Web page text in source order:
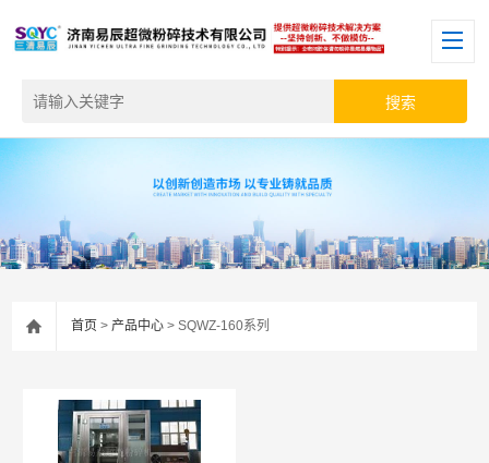
首页 >产品中心 > SQWZ-160系列